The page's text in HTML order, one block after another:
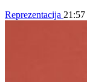
Reprezentacija 21:57